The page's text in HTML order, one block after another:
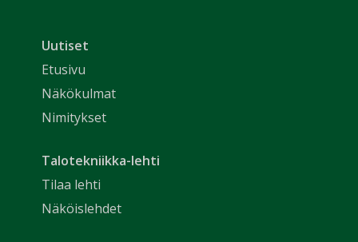
Uutiset
Etusivu
Näkökulmat
Nimitykset
Talotekniikka-lehti
Tilaa lehti
Näköislehdet